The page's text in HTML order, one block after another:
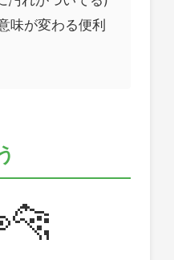
味が変わる便利